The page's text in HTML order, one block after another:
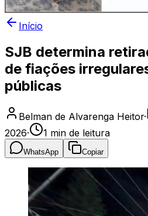
Início
SJB determina
de fiações
públicas
Belman de Alvarenga Heitor·
2026· 1 min de leitura
WhatsApp Copiar